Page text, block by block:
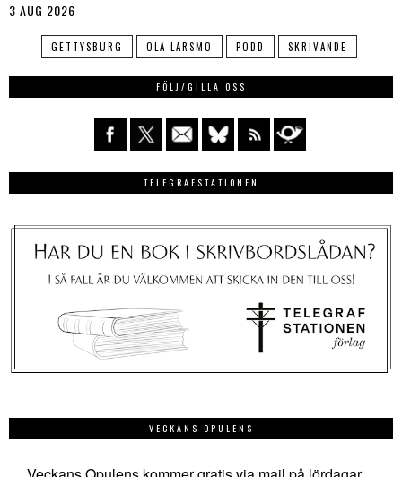
3 AUG 2026
GETTYSBURG OLA LARSMO PODD SKRIVANDE
FÖLJ/GILLA OSS
TELEGRAFSTATIONEN
VECKANS OPULENS